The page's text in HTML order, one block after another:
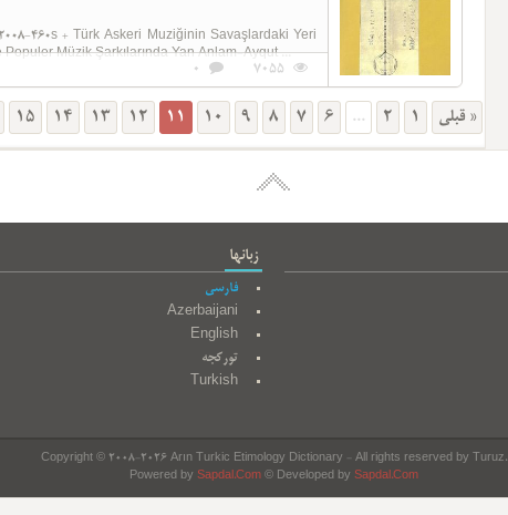
460s + Türk Askeri Muziğinin Savaşlardaki Yeri
Müzik Şarkılarında Yan Anlam-Ayqut ...
7055
0
« قبلی 1
2
...
6
7
8
9
10
11
12
13
14
15
زبانها
فارسی
Azerbaijani
English
تورکجه
Turkish
Copyright © 2008-2026 Arın Turkic Etimology Dictionary - All rights reserved by Turuz.
Powered by Sapdal.Com© Developed by Sapdal.Com